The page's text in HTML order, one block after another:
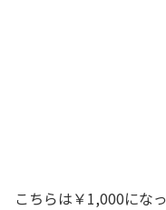
こちらは￥1,000にな